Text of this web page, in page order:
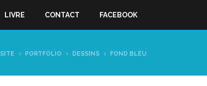
LIVRE CONTACT FACEBOOK
SITE PORTFOLIO DESSINS FOND BLEU